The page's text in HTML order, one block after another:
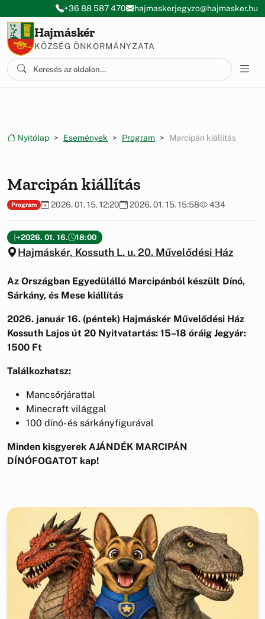
Ugrás a menüre
Ugrás a tartalomra
+36 88 587 470 hajmaskerjegyzo@hajmasker.hu
Hajmáskér
KÖZSÉG ÖNKORMÁNYZATA
Nyitólap Események Program Marcipán kiállítás
Marcipán kiállítás
Program 2026. 01. 15. 12:20 2026. 01. 15. 15:58 434
2026. 01. 16. 18:00
Hajmáskér, Kossuth L. u. 20. Művelődési Ház
Az Országban Egyedülálló Marcipánból készült Dínó,
Sárkány, és Mese kiállítás
2026. január 16. (péntek) Hajmáskér Művelődési Ház
Kossuth Lajos út 20 Nyitvatartás: 15–18 óráig Jegyár:
1500 Ft
Találkozhatsz:
Mancsőrjárattal
Minecraft világgal
100 dínó- és sárkányfigurával
Minden kisgyerek AJÁNDÉK MARCIPÁN
DÍNÓFOGATOT kap!